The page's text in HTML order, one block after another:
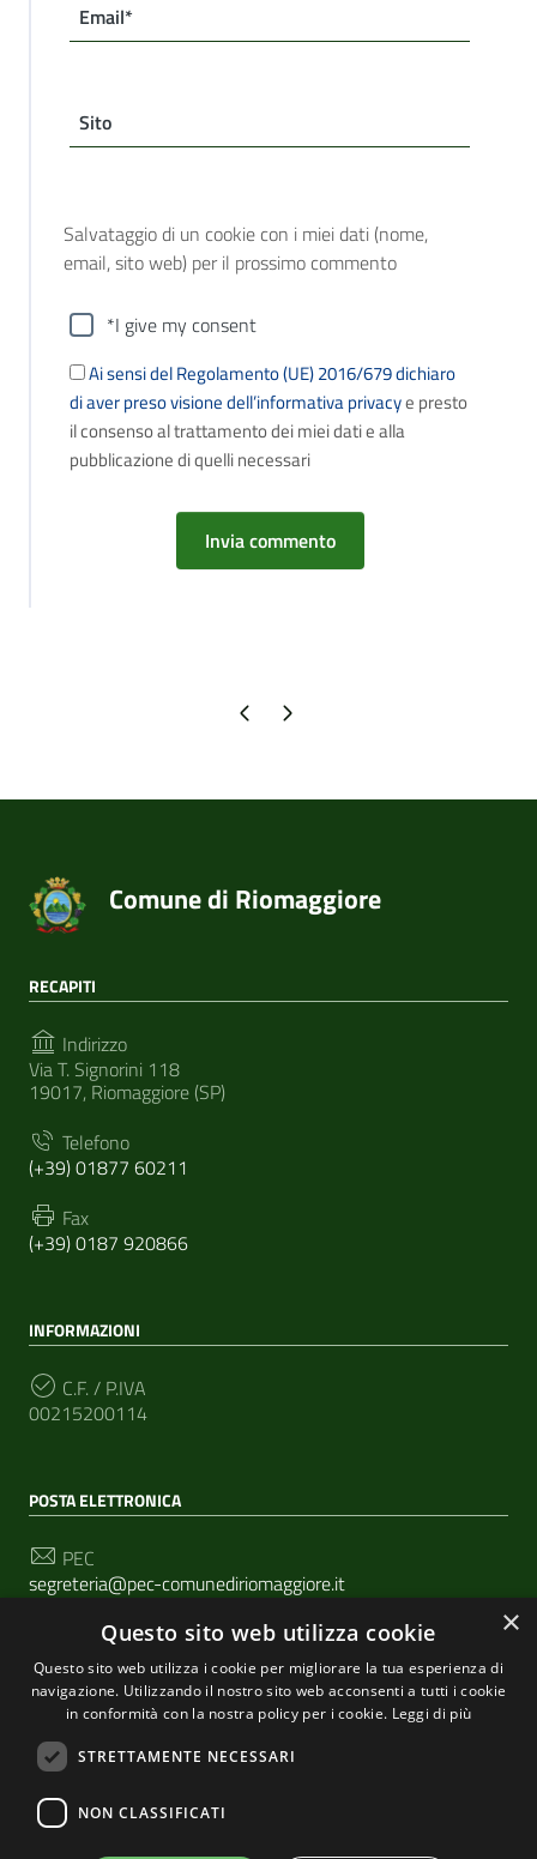
Email*
Sito
Salvataggio di un cookie con i miei dati (nome,
email, sito web) per il prossimo commento
*I give my consent
Ai sensi del Regolamento (UE) 2016/679 dichiaro
di aver preso visione dell’informativa privacye presto
il consenso al trattamento dei miei dati e alla
pubblicazione di quelli necessari
Pagina precedente
Pagina successiva
Comune di Riomaggiore
RECAPITI
Indirizzo
Via T. Signorini 118
19017, Riomaggiore (SP)
Telefono
(+39) 01877 60211
Fax
(+39) 0187 920866
INFORMAZIONI
C.F. / P.IVA
00215200114
POSTA ELETTRONICA
PEC
segreteria@pec-comunediriomaggiore.it
Email
urp@comune.riomaggiore.sp.it
SEGUICI SU
×
Questo sito web utilizza cookie
Questo sito web utilizza i cookie per migliorare la tua esperienza di
navigazione. Utilizzando il nostro sito web acconsenti a tutti i cookie
in conformità con la nostra policy per i cookie. Leggi di più
STRETTAMENTE NECESSARI
NON CLASSIFICATI